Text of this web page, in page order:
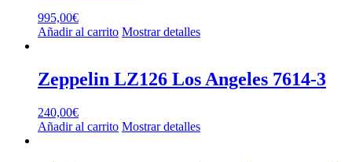
995,00€
Añadir al carrito Mostrar detalles
Zeppelin LZ126 Los Angeles 7614-3
240,00€
Añadir al carrito Mostrar detalles